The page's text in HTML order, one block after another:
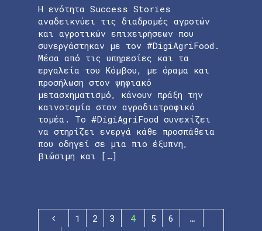
Η ενότητα Success Stories
αναδεικνύει τις διαδρομές αγροτών
και αγροτικών επιχειρήσεων που
συνεργάστηκαν με τον #DigiAgriFood.
Μέσα από τις υπηρεσίες και τα
εργαλεία του Κόμβου, με όραμα και
προσήλωση στον ψηφιακό
μετασχηματισμό, κάνουν πράξη την
καινοτομία στον αγροδιατροφικό
τομέα. Το #DigiAgriFood συνεχίζει
να στηρίζει ενεργά κάθε προσπάθεια
που οδηγεί σε μια πιο έξυπνη,
βιώσιμη και […]
1 2 3 4 5 6
…